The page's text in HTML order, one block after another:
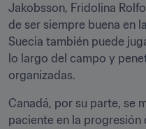
Jakobsson, Fridolina
de ser siempre buena en
Suecia también puede
lo largo del campo y
organizadas.
Canadá, por su parte, se
paciente en la progresión